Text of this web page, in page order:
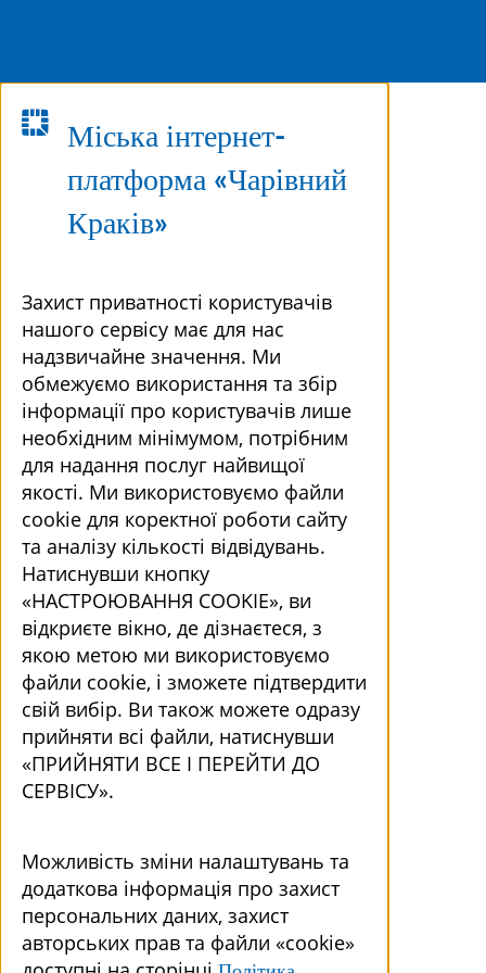
Міська інтернет-
платформа «Чарівний
Краків»
Захист приватності користувачів
нашого сервісу має для нас
надзвичайне значення. Ми
обмежуємо використання та збір
інформації про користувачів лише
необхідним мінімумом, потрібним
для надання послуг найвищої
якості. Ми використовуємо файли
cookie для коректної роботи сайту
та аналізу кількості відвідувань.
Натиснувши кнопку
«НАСТРОЮВАННЯ COOKIE», ви
відкриєте вікно, де дізнаєтеся, з
якою метою ми використовуємо
файли cookie, і зможете підтвердити
свій вибір. Ви також можете одразу
прийняти всі файли, натиснувши
«ПРИЙНЯТИ ВСЕ І ПЕРЕЙТИ ДО
СЕРВІСУ».
Можливість зміни налаштувань та
додаткова інформація про захист
персональних даних, захист
авторських прав та файли «cookie»